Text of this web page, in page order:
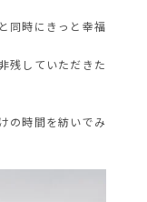
同時にきっと幸福
残していただきた
の時間を紡いでみ